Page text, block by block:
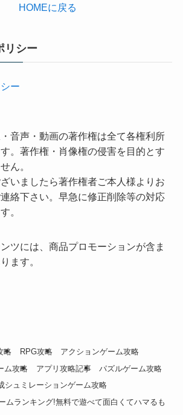
HOMEに戻る
リシー
ー
音声・動画の著作権は全て各権利所
。著作権・肖像権の侵害を目的とす
ん。
いましたら著作権者ご本人様よりお
絡下さい。早急に修正削除等の対応
。
ツには、商品プロモーションが含ま
ます。
略 RPG攻略
アクションゲーム攻略
ム攻略
アプリ攻略記事
パズルゲーム攻略
シュミレーションゲーム攻略
ムランキング!無料で遊べて面白くてハマるも